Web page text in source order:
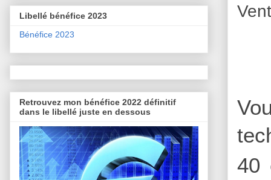
40
Libellé bénéfice 2023
Bénéfice 2023
Retrouvez mon bénéfice 2022 définitif
dans le libellé juste en dessous